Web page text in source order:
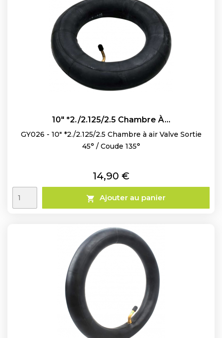
10" *2./2.125/2.5 Chambre À...
GY026 - 10" *2./2.125/2.5 Chambre à air Valve Sortie
45° / Coude 135°
Prix
14,90 €
 Ajouter au panier